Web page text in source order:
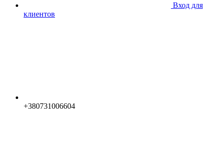
Вход для
клиентов
+380731006604